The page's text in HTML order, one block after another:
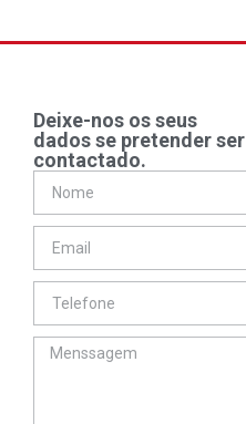
Deixe-nos os seus
dados se pretender ser
contactado.